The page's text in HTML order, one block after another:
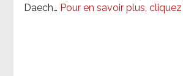
Daech… Pour en savoir plus, cliquez